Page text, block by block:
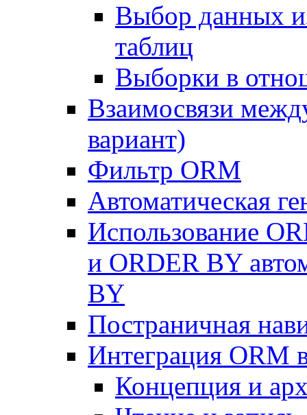
Выбор данных
таблиц
Выборки в
Взаимосвязи
вариант)
Фильтр ORM
Автоматическая
Использование
и ORDER BY
BY
Постраничная
Интеграция ORM
Концепция и